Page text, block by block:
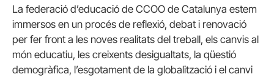
La federació d’educació de CCOO de Catalunya estem
immersos en un procés de reflexió, debat i renovació
per fer front a les noves realitats del treball, els canvis al
món educatiu, les creixents desigualtats, la qüestió
demogràfica, l’esgotament de la globalització i el canvi